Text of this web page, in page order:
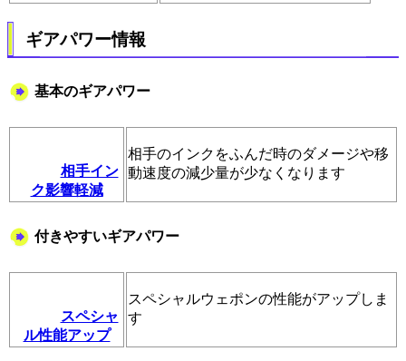
ギアパワー情報
基本のギアパワー
相手イン
ク影響軽減
相手のインクをふんだ時のダメージや移
動速度の減少量が少なくなります
付きやすいギアパワー
スペシャ
ル性能アップ
スペシャルウェポンの性能がアップしま
す